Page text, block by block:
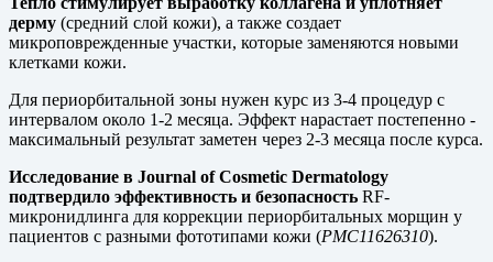
дерму (средний слой кожи), а также создает
микроповрежденные участки, которые заменяются новыми
клетками кожи.
Для периорбитальной зоны нужен курс из 3-4 процедур с
интервалом около 1-2 месяца. Эффект нарастает постепенно -
максимальный результат заметен через 2-3 месяца после курса.
Исследование в Journal of Cosmetic Dermatology
подтвердило эффективность и безопасность RF-
микронидлинга для коррекции периорбитальных морщин у
пациентов с разными фототипами кожи (PMC11626310).